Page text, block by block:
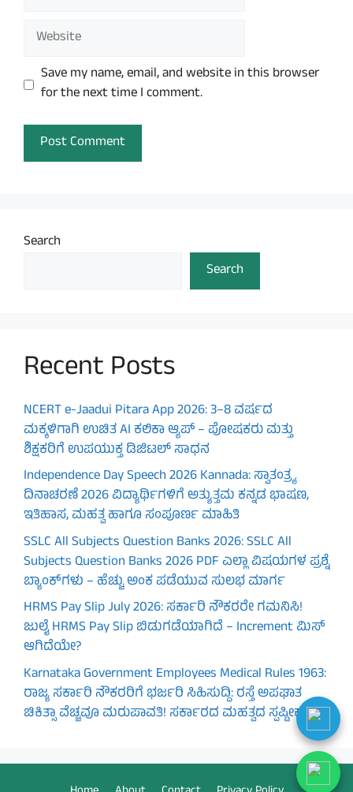
Website
Save my name, email, and website in this browser
for the next time I comment.
Search
Search
Recent Posts
NCERT e-Jaadui Pitara App 2026: 3–8 ವರ್ಷದ
ಮಕ್ಕಳಿಗಾಗಿ ಉಚಿತ AI ಕಲಿಕಾ ಆ್ಯಪ್ – ಪೋಷಕರು ಮತ್ತು
ಶಿಕ್ಷಕರಿಗೆ ಉಪಯುಕ್ತ ಡಿಜಿಟಲ್ ಸಾಧನ
Independence Day Speech 2026 Kannada: ಸ್ವಾತಂತ್ರ್ಯ
ದಿನಾಚರಣೆ 2026 ವಿದ್ಯಾರ್ಥಿಗಳಿಗೆ ಅತ್ಯುತ್ತಮ ಕನ್ನಡ ಭಾಷಣ,
ಇತಿಹಾಸ, ಮಹತ್ವ ಹಾಗೂ ಸಂಪೂರ್ಣ ಮಾಹಿತಿ
SSLC All Subjects Question Banks 2026: SSLC All
Subjects Question Banks 2026 PDF ಎಲ್ಲಾ ವಿಷಯಗಳ ಪ್ರಶ್ನೆ
ಬ್ಯಾಂಕ್‌ಗಳು – ಹೆಚ್ಚು ಅಂಕ ಪಡೆಯುವ ಸುಲಭ ಮಾರ್ಗ
HRMS Pay Slip July 2026: ಸರ್ಕಾರಿ ನೌಕರರೇ ಗಮನಿಸಿ!
ಜುಲೈ HRMS Pay Slip ಬಿಡುಗಡೆಯಾಗಿದೆ – Increment ಮಿಸ್
ಆಗಿದೆಯೇ?
Karnataka Government Employees Medical Rules 1963:
ರಾಜ್ಯ ಸರ್ಕಾರಿ ನೌಕರರಿಗೆ ಭರ್ಜರಿ ಸಿಹಿಸುದ್ದಿ: ರಸ್ತೆ ಅಪಘಾತ
ಚಿಕಿತ್ಸಾ ವೆಚ್ಚವೂ ಮರುಪಾವತಿ! ಸರ್ಕಾರದ ಮಹತ್ವದ ಸ್ಪಷ್ಟೀಕರಣ